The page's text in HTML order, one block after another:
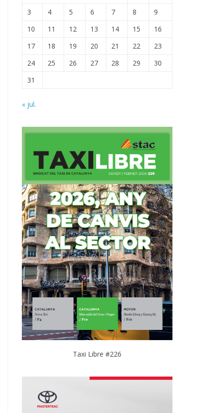
3
4 5 6 7 8
9
10
11 12 13 14 15
16
17
18 19 20 21 22
23
24
25 26 27 28 29
30
31
« jul.
Taxi Libre #226